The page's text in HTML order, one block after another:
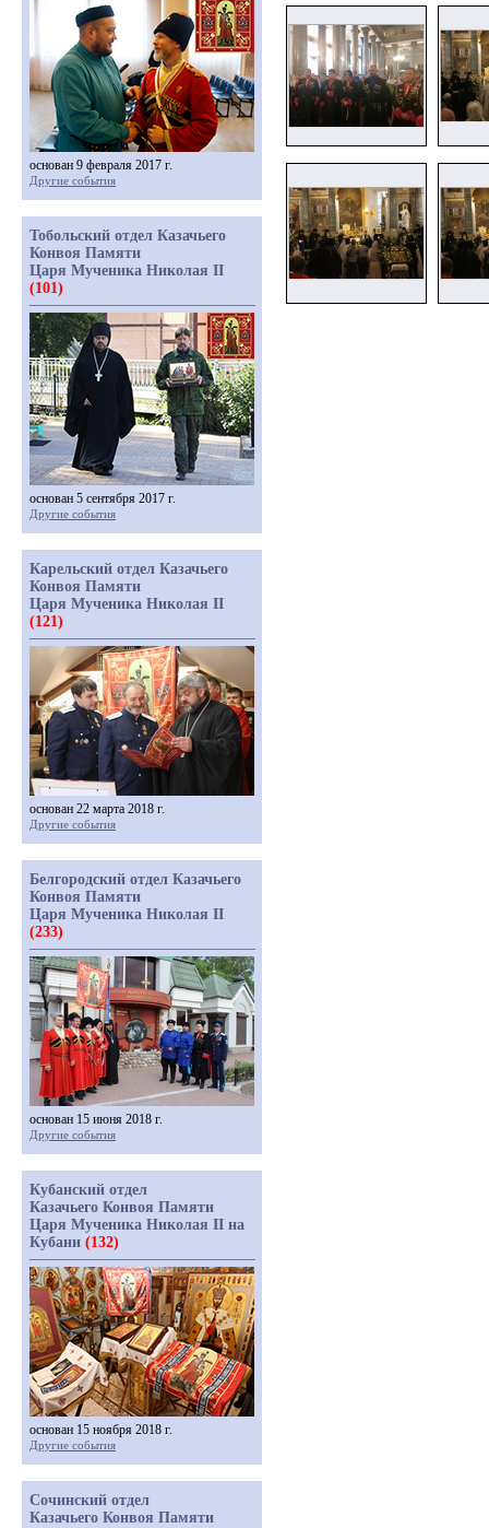
основан 9 февраля 2017 г.
Другие события
Тобольский отдел Казачьего
Конвоя Памяти
Царя Мученика Николая II
(101)
основан 5 сентября 2017 г.
Другие события
Карельский отдел Казачьего
Конвоя Памяти
Царя Мученика Николая II
(121)
основан 22 марта 2018 г.
Другие события
Белгородский отдел Казачьего
Конвоя Памяти
Царя Мученика Николая II
(233)
основан 15 июня 2018 г.
Другие события
Кубанский отдел
Казачьего Конвоя Памяти
Царя Мученика Николая II на
Кубани (132)
основан 15 ноября 2018 г.
Другие события
Сочинский отдел
Казачьего Конвоя Памяти